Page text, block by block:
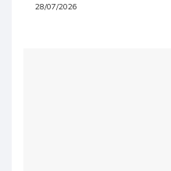
28/07/2026